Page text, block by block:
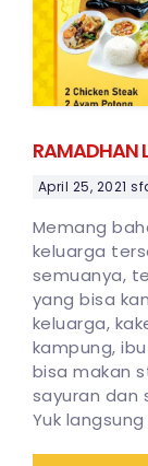
RAMADHAN
April 25, 2021
Memang
keluarga
semuanya,
yang bisa
keluarga,
kampung,
bisa makan
sayuran dan
Yuk